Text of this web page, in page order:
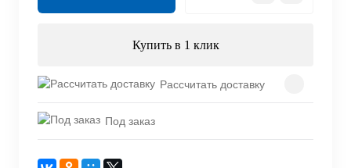
Купить в 1 клик
Рассчитать доставку
Под заказ